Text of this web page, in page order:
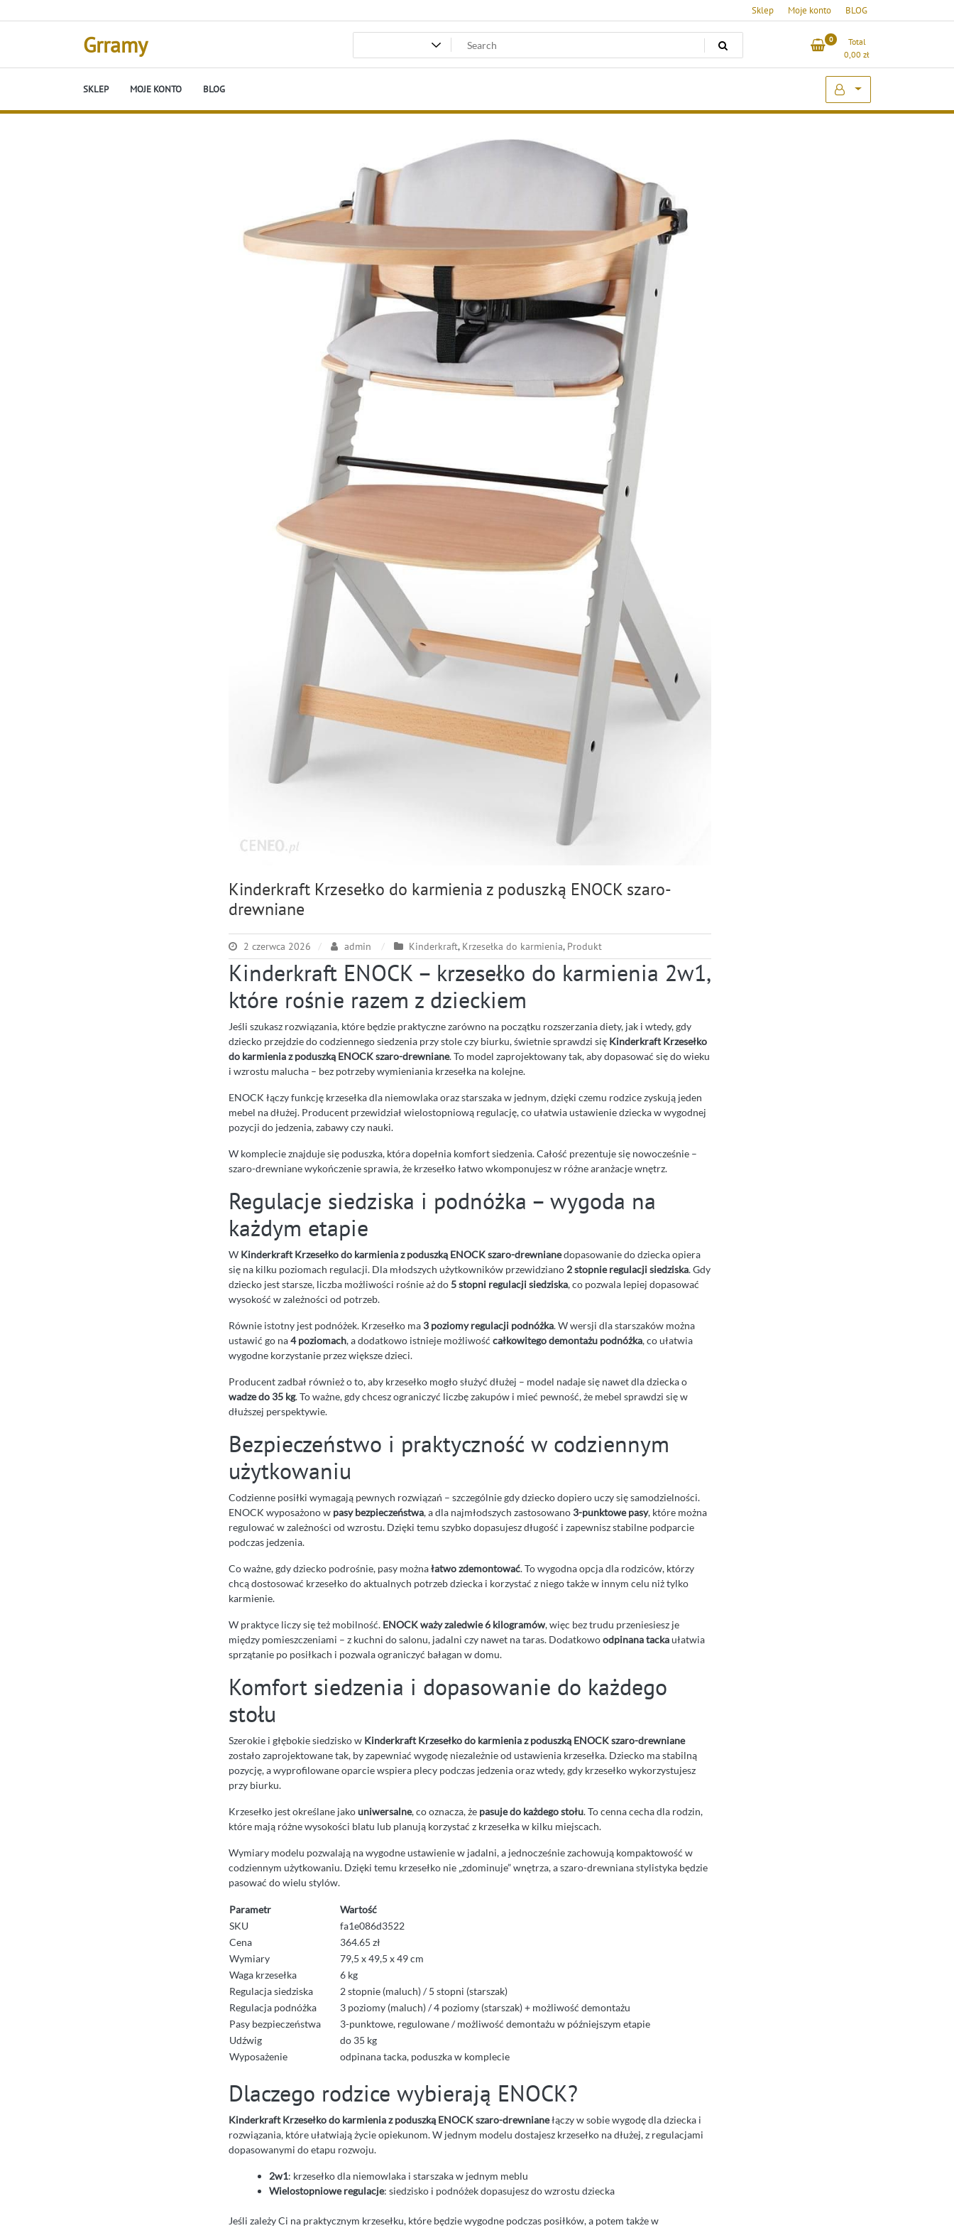
to
Sklep Moje konto BLOG
Grramy 0
Total
0,00 zł
SKLEP MOJE KONTO BLOG
Kinderkraft Krzesełko do karmienia z poduszką ENOCK szaro-
drewniane
2 czerwca 2026 admin Kinderkraft, Krzesełka do karmienia, Produkt
Kinderkraft ENOCK – krzesełko do karmienia 2w1,
które rośnie razem z dzieckiem
Jeśli szukasz rozwiązania, które będzie praktyczne zarówno na początku rozszerzania diety, jak i wtedy, gdy
dziecko przejdzie do codziennego siedzenia przy stole czy biurku, świetnie sprawdzi się Kinderkraft Krzesełko
do karmienia z poduszką ENOCK szaro-drewniane. To model zaprojektowany tak, aby dopasować się do wieku
i wzrostu malucha – bez potrzeby wymieniania krzesełka na kolejne.
ENOCK łączy funkcję krzesełka dla niemowlaka oraz starszaka w jednym, dzięki czemu rodzice zyskują jeden
mebel na dłużej. Producent przewidział wielostopniową regulację, co ułatwia ustawienie dziecka w wygodnej
pozycji do jedzenia, zabawy czy nauki.
W komplecie znajduje się poduszka, która dopełnia komfort siedzenia. Całość prezentuje się nowocześnie –
szaro-drewniane wykończenie sprawia, że krzesełko łatwo wkomponujesz w różne aranżacje wnętrz.
Regulacje siedziska i podnóżka – wygoda na
każdym etapie
W Kinderkraft Krzesełko do karmienia z poduszką ENOCK szaro-drewnianedopasowanie do dziecka opiera
się na kilku poziomach regulacji. Dla młodszych użytkowników przewidziano 2 stopnie regulacji siedziska. Gdy
dziecko jest starsze, liczba możliwości rośnie aż do5 stopni regulacji siedziska, co pozwala lepiej dopasować
wysokość w zależności od potrzeb.
Równie istotny jest podnóżek. Krzesełko ma3 poziomy regulacji podnóżka. W wersji dla starszaków można
ustawić go na4 poziomach, a dodatkowo istnieje możliwość całkowitego demontażu podnóżka, co ułatwia
wygodne korzystanie przez większe dzieci.
Producent zadbał również o to, aby krzesełko mogło służyć dłużej – model nadaje się nawet dla dziecka o
wadze do 35 kg. To ważne, gdy chcesz ograniczyć liczbę zakupów i mieć pewność, że mebel sprawdzi się w
dłuższej perspektywie.
Bezpieczeństwo i praktyczność w codziennym
użytkowaniu
Codzienne posiłki wymagają pewnych rozwiązań – szczególnie gdy dziecko dopiero uczy się samodzielności.
ENOCK wyposażono w pasy bezpieczeństwa, a dla najmłodszych zastosowano3-punktowe pasy, które można
regulować w zależności od wzrostu. Dzięki temu szybko dopasujesz długość i zapewnisz stabilne podparcie
podczas jedzenia.
Co ważne, gdy dziecko podrośnie, pasy możnałatwo zdemontować. To wygodna opcja dla rodziców, którzy
chcą dostosować krzesełko do aktualnych potrzeb dziecka i korzystać z niego także w innym celu niż tylko
karmienie.
W praktyce liczy się też mobilność. ENOCK waży zaledwie 6 kilogramów, więc bez trudu przeniesiesz je
między pomieszczeniami – z kuchni do salonu, jadalni czy nawet na taras. Dodatkowoodpinana tackaułatwia
sprzątanie po posiłkach i pozwala ograniczyć bałagan w domu.
Komfort siedzenia i dopasowanie do każdego
stołu
Szerokie i głębokie siedzisko w Kinderkraft Krzesełko do karmienia z poduszką ENOCK szaro-drewniane
zostało zaprojektowane tak, by zapewniać wygodę niezależnie od ustawienia krzesełka. Dziecko ma stabilną
pozycję, a wyprofilowane oparcie wspiera plecy podczas jedzenia oraz wtedy, gdy krzesełko wykorzystujesz
przy biurku.
Krzesełko jest określane jakouniwersalne, co oznacza, że pasuje do każdego stołu. To cenna cecha dla rodzin,
które mają różne wysokości blatu lub planują korzystać z krzesełka w kilku miejscach.
Wymiary modelu pozwalają na wygodne ustawienie w jadalni, a jednocześnie zachowują kompaktowość w
codziennym użytkowaniu. Dzięki temu krzesełko nie „zdominuje” wnętrza, a szaro-drewniana stylistyka będzie
pasować do wielu stylów.
Parametr
Wartość
SKU
fa1e086d3522
Cena
364.65 zł
Wymiary
79,5 x 49,5 x 49 cm
Waga krzesełka
6 kg
Regulacja siedziska
2 stopnie (maluch) / 5 stopni (starszak)
Regulacja podnóżka
3 poziomy (maluch) / 4 poziomy (starszak) + możliwość demontażu
Pasy bezpieczeństwa
3-punktowe, regulowane / możliwość demontażu w późniejszym etapie
Udźwig
do 35 kg
Wyposażenie
odpinana tacka, poduszka w komplecie
Dlaczego rodzice wybierają ENOCK?
Kinderkraft Krzesełko do karmienia z poduszką ENOCK szaro-drewnianełączy w sobie wygodę dla dziecka i
rozwiązania, które ułatwiają życie opiekunom. W jednym modelu dostajesz krzesełko na dłużej, z regulacjami
dopasowanymi do etapu rozwoju.
2w1: krzesełko dla niemowlaka i starszaka w jednym meblu
Wielostopniowe regulacje: siedzisko i podnóżek dopasujesz do wzrostu dziecka
Jeśli zależy Ci na praktycznym krzesełku, które będzie wygodne podczas posiłków, a potem także w